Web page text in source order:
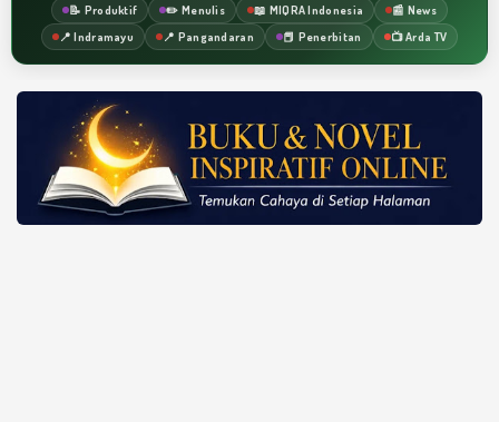
📝 Produktif
✏️ Menulis 📖 MIQRA Indonesia
📰 News
📍 Indramayu
📍 Pangandaran 📕 Penerbitan 📺 Arda TV